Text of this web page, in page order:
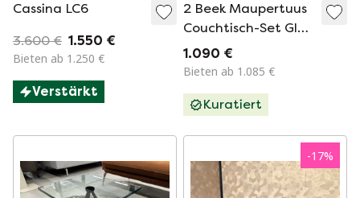
Cassina LC6
3.600 € 1.550 €
Bieten ab 1.250 €
Verstärkt
2 Beek Maupertuus
Couchtisch-Set Glas
Schwarz 50cm
1.090 €
Bieten ab 1.085 €
Kuratiert
-17%